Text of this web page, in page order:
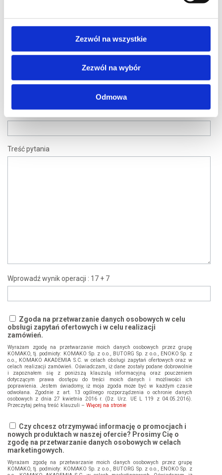
Zezwól na wszystkie
Zezwól na wybór
Odmowa
jestem zainteresowany praca enova w chmurze,
proszę o kontakt
Imię i nazwisko /nazwa firmy
Telefon
Treść pytania
Wprowadź wynik operacji : 17 + 7
Zgoda na przetwarzanie danych osobowych w celu
obsługi zapytań ofertowych i w celu realizacji
zamówień.
Wyrażam zgodę na przetwarzanie moich danych osobowych przez grupę
KOMAKO, tj. podmioty: KOMAKO Sp. z o.o., BUTORG Sp. z o.o., ENOKO Sp. z
o.o., KOMAKO AKADEMIA S.C. w celach obsługi zapytań ofertowych oraz w
celach realizacji zamówień. Oświadczam, iż dane zostały podane dobrowolnie
i zapoznałem się z poniższą klauzulą informacyjną oraz pouczeniem
dotyczącym prawa dostępu do treści moich danych i możliwości ich
poprawienia. Jestem świadomy, iż moja zgoda może być w każdym czasie
odwołana. Zgodnie z art. 13 ogólnego rozporządzenia o ochronie danych
osobowych z dnia 27 kwietnia 2016 r. (Dz. Urz. UE L 119 z 04.05.2016).
Przeczytaj pełną treść klauzuli – Więcej na stronie
Czy chcesz otrzymywać informację o promocjach i
nowych produktach w naszej ofercie? Prosimy Cię o
zgodę na przetwarzanie danych osobowych w celach
marketingowych.
Wyrażam zgodę na przetwarzanie moich danych osobowych przez grupę
KOMAKO, tj. podmioty: KOMAKO Sp. z o.o., BUTORG Sp. z o.o., ENOKO Sp. z